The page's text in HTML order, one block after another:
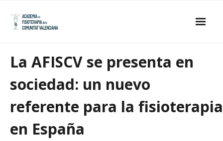
content
- Académicos de Honor
La AFISCV se presenta en
sociedad: un nuevo
referente para la fisioterapia
en España